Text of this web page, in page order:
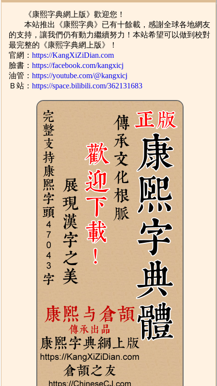
《康熙字典網上版》歡迎您！
本站推出《康熙字典》已有十餘載，感謝全球各地網友
的支持，讓我們仍有動力繼續努力！本站希望可以做到校對
最完整的《康熙字典網上版》！
官網：https://KangXiZiDian.com
臉書：https://facebook.com/kangxicj
油管：https://youtube.com/@kangxicj
Ｂ站：https://space.bilibili.com/362131683